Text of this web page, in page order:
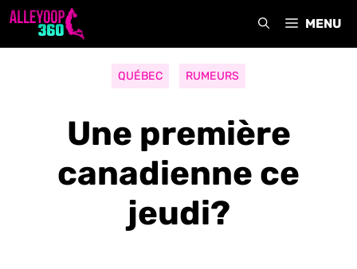
Aller
MENU
QUÉBEC RUMEURS
Une première
canadienne ce
jeudi?